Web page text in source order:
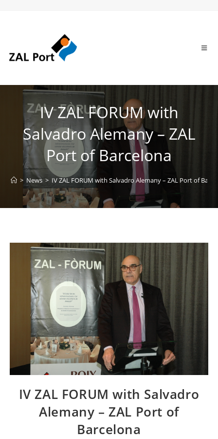
IV ZAL FORUM with
Salvadro Alemany – ZAL
Port of Barcelona
> News > IV ZAL FORUM with Salvadro Alemany – ZAL Port of
IV ZAL FORUM with Salvadro
Alemany – ZAL Port of
Barcelona